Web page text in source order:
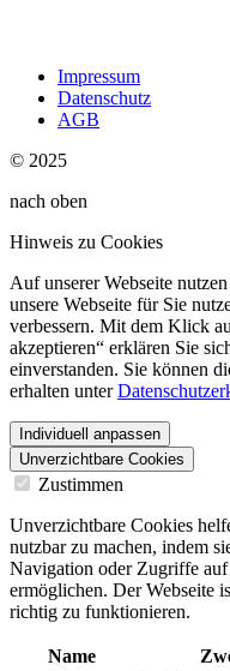
Impressum
Datenschutz
AGB
© 2025
nach oben
Hinweis zu Cookies
Auf unserer Webseite
unsere Webseite für Sie
verbessern. Mit dem Klick
akzeptieren“ erklären Sie
einverstanden. Sie können
erhalten unter
Individuell anpassen
Unverzichtbare Cookies
Zustimmen
Unverzichtbare Cookies
nutzbar zu machen, indem
Navigation oder Zugriffe auf
ermöglichen. Der Webseite
richtig zu funktionieren.
Name